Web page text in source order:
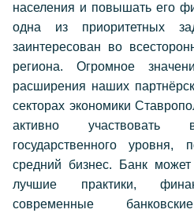
населения и повышать его
одна из приоритетных
заинтересован во
региона. Огромное
расширения наших
секторах экономики
активно
государственного
средний бизнес. Банк
лучшие практики,
современные